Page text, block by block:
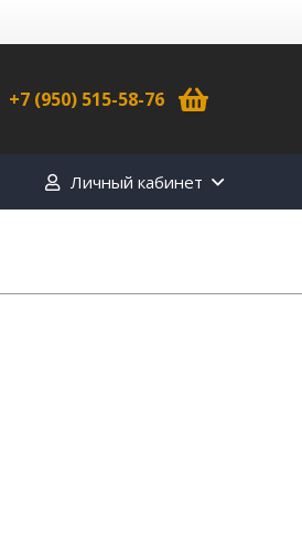
+7 (950) 515-58-76
Личный кабинет